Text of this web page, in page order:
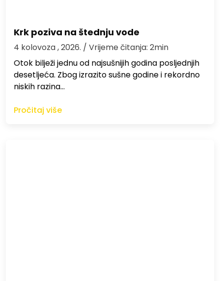
Krk poziva na štednju vode
4 kolovoza , 2026. / Vrijeme čitanja: 2min
Otok bilježi jednu od najsušnijih godina posljednjih
desetljeća. Zbog izrazito sušne godine i rekordno
niskih razina…
Pročitaj više